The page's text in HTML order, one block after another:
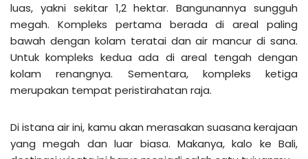
luas, yakni sekitar 1,2 hektar. Bangunannya sungguh
megah. Kompleks pertama berada di areal paling
bawah dengan kolam teratai dan air mancur di sana.
Untuk kompleks kedua ada di areal tengah dengan
kolam renangnya. Sementara, kompleks ketiga
merupakan tempat peristirahatan raja.
Di istana air ini, kamu akan merasakan suasana kerajaan
yang megah dan luar biasa. Makanya, kalo ke Bali,